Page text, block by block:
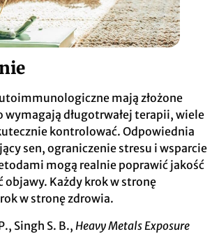
mają złożone
wymagają długotrwałej terapii, wiele
kontrolować. Odpowiednia
sen, ograniczenie stresu i wsparcie
mogą realnie poprawić jakość
objawy. Każdy krok w stronę
w stronę zdrowia.
Singh S. B., Heavy Metals Exposure